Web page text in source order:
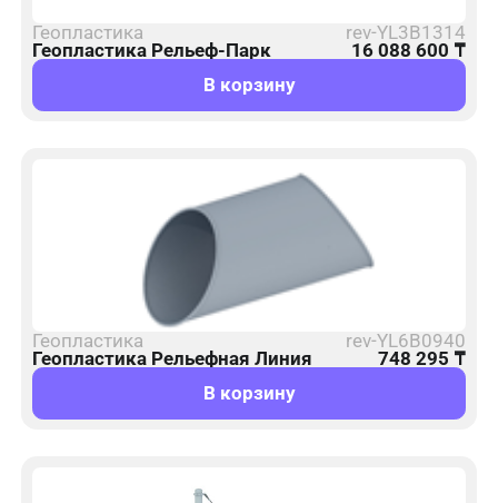
Геопластика
rev-YL3B1314
Геопластика Рельеф-Парк
16 088 600 ₸
В корзину
Геопластика
rev-YL6B0940
Геопластика Рельефная Линия
748 295 ₸
В корзину